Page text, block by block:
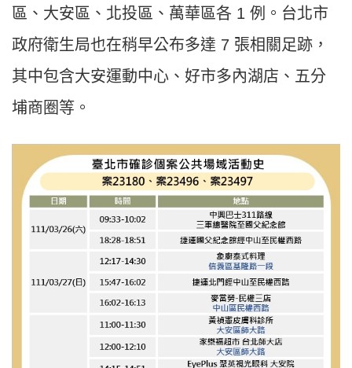
區、大安區、北投區、萬華區各 1 例。台北市
政府衛生局也在稍早公布多達 7 張相關足跡，
其中包含大安運動中心、好市多內湖店、五分
埔商圈等。